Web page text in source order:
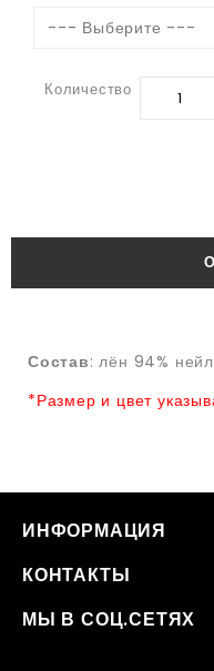
--- Выберите ---
Количество
Состав: лён 94%
*Размер и цвет
ИНФОРМАЦИЯ
КОНТАКТЫ
МЫ В СОЦ.СЕТЯХ